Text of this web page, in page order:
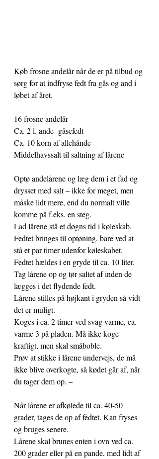
Køb frosne andelår når de er på tilbud og
sørg for at indfryse fedt fra gås og and i
løbet af året.
16 frosne andelår
Ca. 2 l. ande- gåsefedt
Ca. 10 korn af allehånde
Middelhavssalt til saltning af lårene
Optø andelårene og læg dem i et fad og
drysset med salt – ikke for meget, men
måske lidt mere, end du normalt ville
komme på f.eks. en steg.
Lad lårene stå et døgns tid i køleskab.
Fedtet bringes til optøning, bare ved at
stå et par timer udenfor køleskabet.
Fedtet hældes i en gryde til ca. 10 liter.
Tag lårene op og tør saltet af inden de
lægges i det flydende fedt.
Lårene stilles på højkant i gryden så vidt
det er muligt.
Koges i ca. 2 timer ved svag varme, ca.
varme 3 på pladen. Må ikke koge
kraftigt, men skal småboble.
Prøv at stikke i lårene undervejs, de må
ikke blive overkogte, så kødet går af, når
du tager dem op. –
Når lårene er afkølede til ca. 40-50
grader, tages de op af fedtet. Kan fryses
og bruges senere.
Lårene skal brunes enten i ovn ved ca.
200 grader eller på en pande, med lidt af